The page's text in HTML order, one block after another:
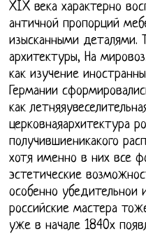
XIX века характерно
античной пропорций
изысканными деталями.
архитектуры, На
как изучение
Германии
как
церковнаяархитектура
получившиеникакого
хотя именно в них все
эстетические
особенно убедительнои
российские мастера
уже в начале 1840х